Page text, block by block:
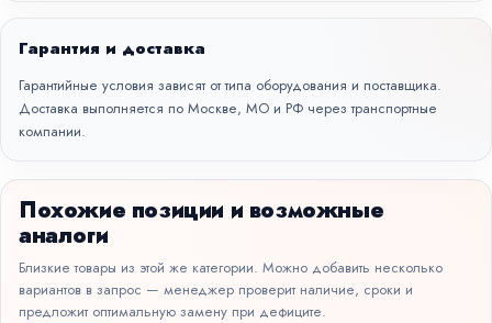
Гарантия и доставка
Гарантийные условия зависят от типа оборудования и поставщика.
Доставка выполняется по Москве, МО и РФ через транспортные
компании.
Похожие позиции и возможные
аналоги
Близкие товары из этой же категории. Можно добавить несколько
вариантов в запрос — менеджер проверит наличие, сроки и
предложит оптимальную замену при дефиците.